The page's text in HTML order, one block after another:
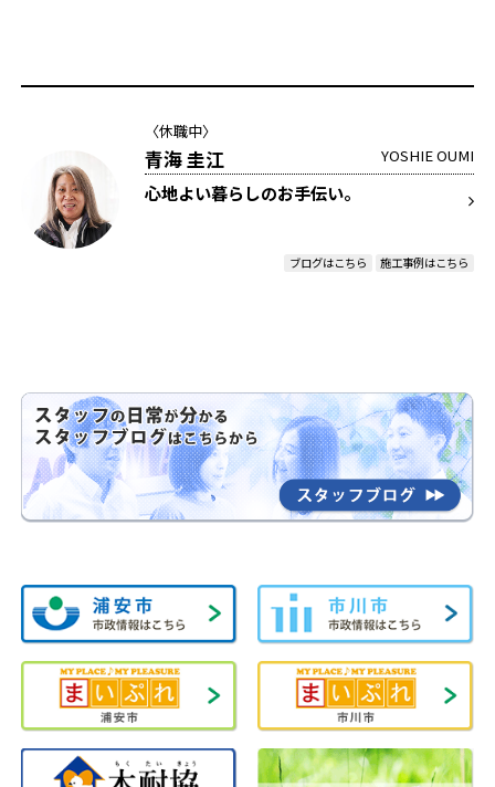
〈休職中〉
YOSHIE OUMI
青海 圭江
心地よい暮らしのお手伝い。
ブログはこちら 施工事例はこちら